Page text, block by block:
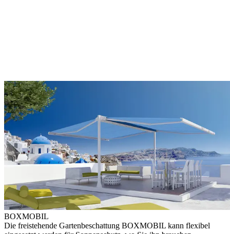
BOXMOBIL
Die freistehende Gartenbeschattung BOXMOBIL kann flexibel